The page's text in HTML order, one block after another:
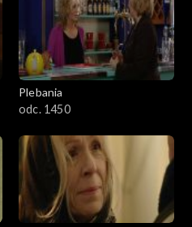
Plebania
odc. 1450